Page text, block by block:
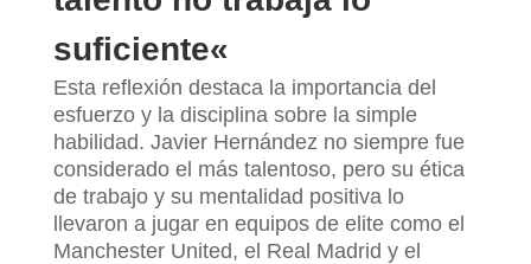
suficiente«
Esta reflexión destaca la importancia del
esfuerzo y la disciplina sobre la simple
habilidad. Javier Hernández no siempre fue
considerado el más talentoso, pero su ética
de trabajo y su mentalidad positiva lo
llevaron a jugar en equipos de elite como el
Manchester United, el Real Madrid y el